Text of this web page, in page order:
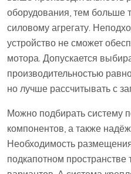
оборудования, тем больше
силовому агрегату.
устройство не сможет
мотора. Допускается
производительностью
но лучше рассчитывать с
Можно подбирать систему
компонентов, а также
Необходимость
подкапотном